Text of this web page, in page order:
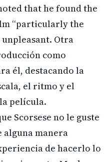
that he found the
“particularly the
Otra
como
él, destacando la
el ritmo y el
película.
Scorsese no le guste
manera
de hacerlo lo